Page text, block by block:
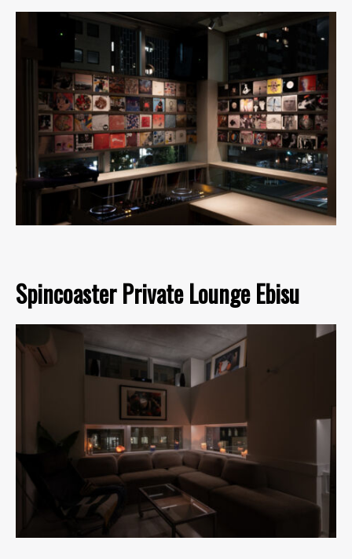
Spincoaster Private Lounge Ebisu